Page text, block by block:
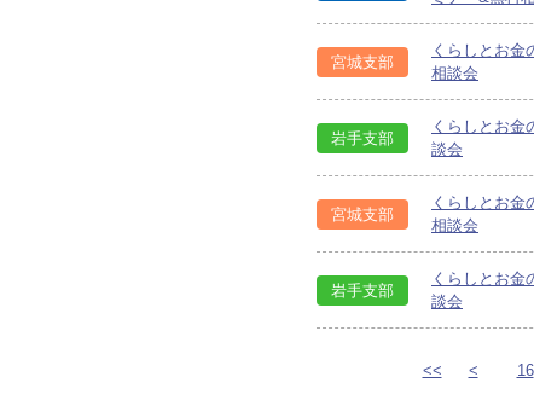
宮城支部
くらしとお金
相談会
岩手支部
くらしとお金
談会
宮城支部
くらしとお金
相談会
岩手支部
くらしとお金
談会
<< < 16